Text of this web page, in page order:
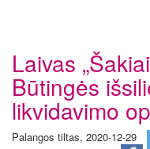
Laivas
Būtingės
likvidavimo
Palangos tiltas, 2020-12-29